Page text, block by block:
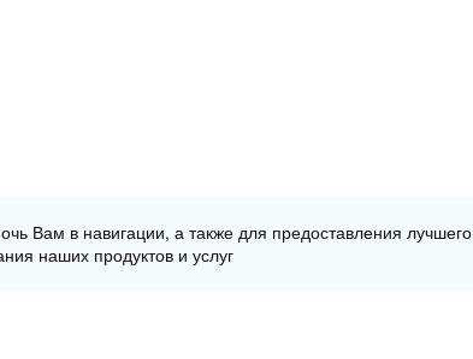
Вам в навигации, а также для предоставления лучшего
наших продуктов и услуг